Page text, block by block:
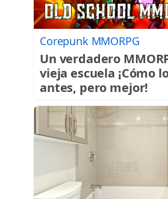
Corepunk MMORPG
Un verdadero
vieja escuela ¡Cómo
antes, pero mejor!